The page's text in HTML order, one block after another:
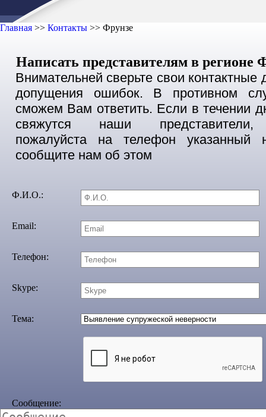
Главная >> Контакты >> Фрунзе
Написать представителям в регионе
Внимательней сверьте свои контактные
допущения ошибок. В противном
сможем Вам ответить. Если в течении
свяжутся наши представители,
пожалуйста на телефон указанный
сообщите нам об этом
Ф.И.О.:
Email:
Телефон:
Skype:
Тема:
Сообщение: